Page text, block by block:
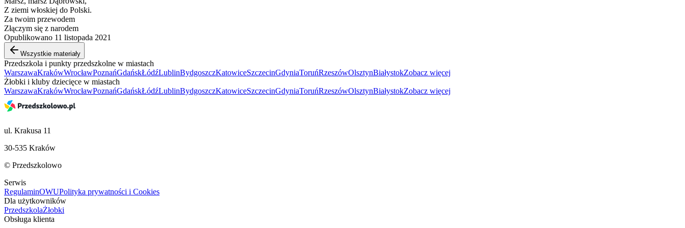
Z ziemi włoskiej do Polski.
Za twoim przewodem
Złączym się z narodem
Opublikowano 11 listopada 2021
Wszystkie materiały
Przedszkola i punkty przedszkolne w miastach
WarszawaKrakówWrocławPoznańGdańskŁódźLublinBydgoszczKatowiceSzczecinGdyniaToruńRzeszówOlsztynBiałystokZobacz więcej
Żłobki i kluby dziecięce w miastach
WarszawaKrakówWrocławPoznańGdańskŁódźLublinBydgoszczKatowiceSzczecinGdyniaToruńRzeszówOlsztynBiałystokZobacz więcej
ul. Krakusa 11
30-535 Kraków
© Przedszkolowo
Serwis
RegulaminOWUPolityka prywatności i Cookies
Dla użytkowników
PrzedszkolaŻłobki
Obsługa klienta